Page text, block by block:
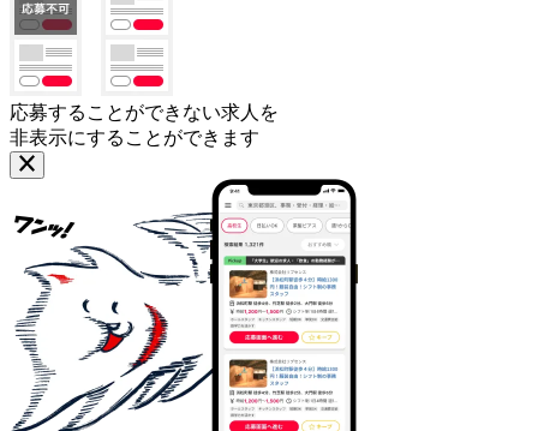
応募することができない求人を
非表示にすることができます